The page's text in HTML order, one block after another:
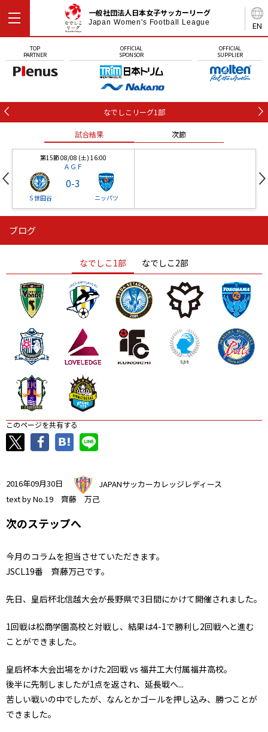
EN
一般社団法人日本女子サッカーリーグ
Japan Women's Football League
TOP
PARTNER
OFFICIAL
SPONSOR
OFFICIAL
SUPPLIER
なでしこリーグ1部
試合結果 次節
第15節 08/08 (土) 16:00
ＡＧＦ
Ｓ世田谷
0-3
ニッパツ
ニッパツ
ニッパツ 名古屋
石人の星
静岡 愛媛Ｌ
ブログ
なでしこ1部 なでしこ2部
このページを共有する
2016年09月30日
JAPANサッカーカレッジレディース
text by No.19 齊藤 万己
次のステップへ
今月のコラムを担当させていただきます。
JSCL19番 齊藤万己です。
先日、皇后杯北信越大会が長野県で3日間にかけて開催されました。
1回戦は松商学園高校と対戦し、結果は4-1で勝利し2回戦へと進む
ことができました。
皇后杯本大会出場をかけた2回戦 vs 福井工大付属福井高校。
後半に先制しましたが1点を返され、延長戦へ...
苦しい戦いの中でしたが、なんとかゴールを押し込み、勝つことが
できました。